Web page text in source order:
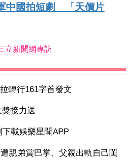
中國拍短劇 「天價片
立新聞網專訪
轉行161字首發文
接力送
載娛樂星聞APP
親弟賞巴掌、父親出軌自己閨